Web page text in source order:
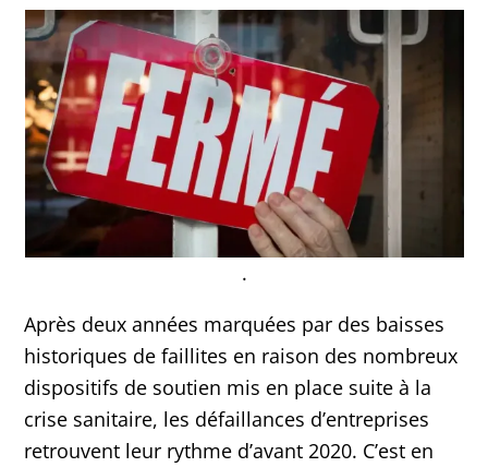
.
Après deux années marquées par des baisses
historiques de faillites en raison des nombreux
dispositifs de soutien mis en place suite à la
crise sanitaire, les défaillances d’entreprises
retrouvent leur rythme d’avant 2020. C’est en